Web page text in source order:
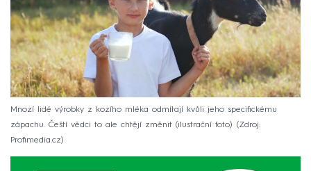
Mnozí lidé výrobky z kozího mléka odmítají kvůli jeho specifickému
zápachu. Čeští vědci to ale chtějí změnit (ilustrační foto)
Zdroj:
Profimedia.cz